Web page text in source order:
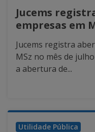
Jucems
empresas em
Jucems registra
MSz no mês de
a abertura de...
Utilidade Pública